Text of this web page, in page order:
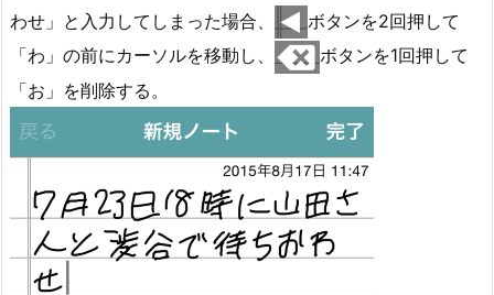
わせ」と入力してしまった場合、
ボタンを2回押して
「わ」の前にカーソルを移動し、
ボタンを1回押して
「お」を削除する。